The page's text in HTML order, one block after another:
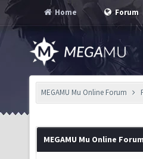
Home Forum
MEGAMU Mu Online Forum
MEGAMU Mu Online Forum